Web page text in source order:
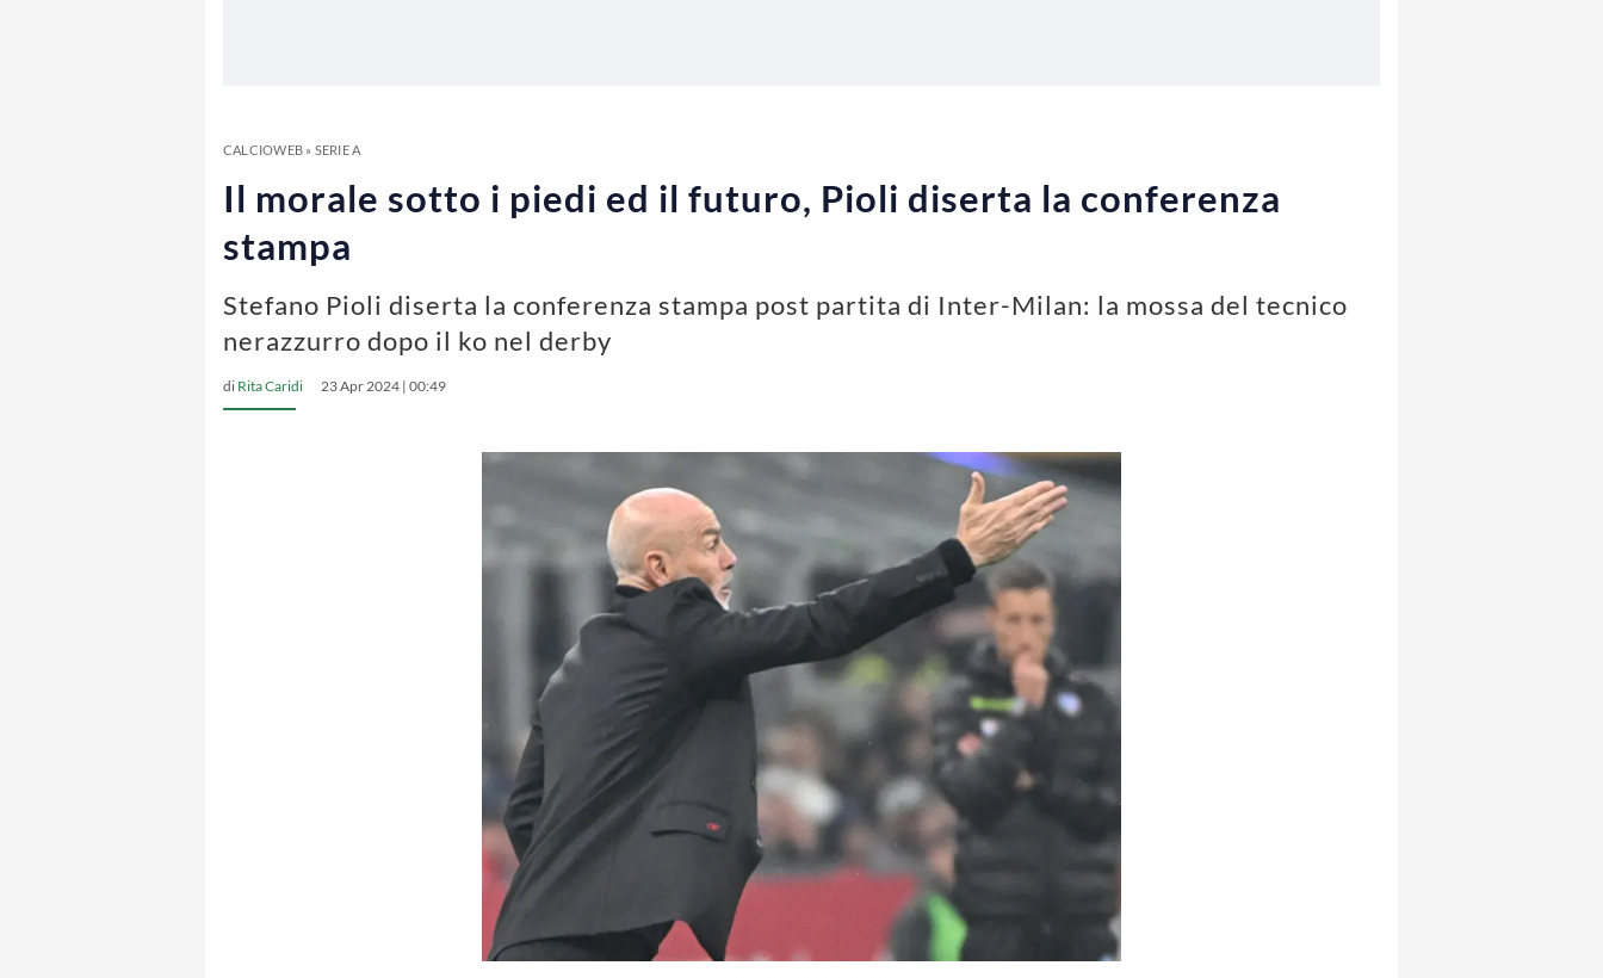
CALCIOWEB» SERIE A
Il morale sotto i piedi ed il futuro, Pioli diserta la conferenza
stampa
Stefano Pioli diserta la conferenza stampa post partita di Inter-Milan: la mossa del tecnico
nerazzurro dopo il ko nel derby
di Rita Caridi 23 Apr 2024 | 00:49